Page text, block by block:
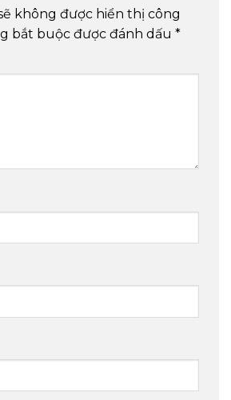
không được hiển thị công
bắt buộc được đánh dấu *